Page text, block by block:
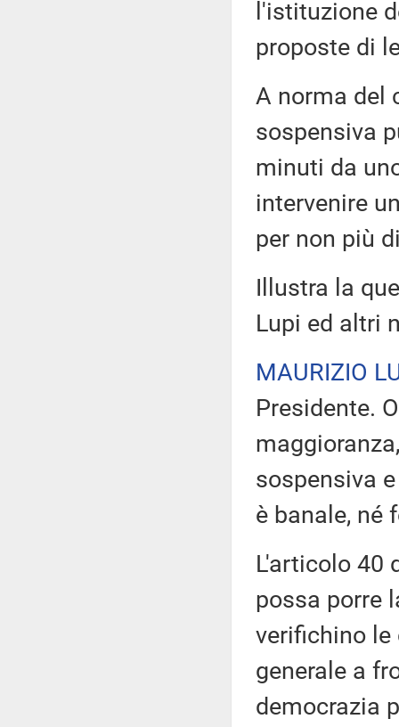
l'istituzione
proposte di
A norma del
sospensiva
minuti da
intervenire
per non più
Illustra la
Lupi ed altri
MAURIZIO
Presidente.
sospensiva
è banale, né
L'articolo 40
possa porre
verifichino le
generale a
democrazia